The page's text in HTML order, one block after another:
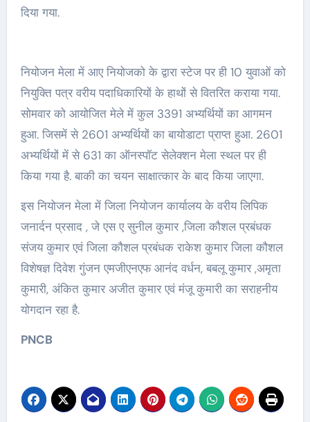
दिया गया.
नियोजन मेला में आए नियोजको के द्वारा स्टेज पर ही 10 युवाओं को
नियुक्ति पत्र वरीय पदाधिकारियों के हाथों से वितरित कराया गया.
सोमवार को आयोजित मेले में कुल 3391 अभ्यर्थियों का आगमन
हुआ. जिसमें से 2601 अभ्यर्थियों का बायोडाटा प्राप्त हुआ. 2601
अभ्यर्थियों में से 631 का ऑनस्पॉट सेलेक्शन मेला स्थल पर ही
किया गया है. बाकी का चयन साक्षात्कार के बाद किया जाएगा.
इस नियोजन मेला में जिला नियोजन कार्यालय के वरीय लिपिक
जनार्दन प्रसाद , जे एस ए सुनील कुमार ,जिला कौशल प्रबंधक
संजय कुमार एवं जिला कौशल प्रबंधक राकेश कुमार जिला कौशल
विशेषज्ञ दिवेश गुंजन एमजीएनएफ आनंद वर्धन, बबलू कुमार ,अमृता
कुमारी, अंकित कुमार अजीत कुमार एवं मंजू कुमारी का सराहनीय
योगदान रहा है.
PNCB